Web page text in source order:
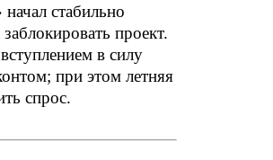
стабильно
проект.
в силу
при этом летняя
спрос.